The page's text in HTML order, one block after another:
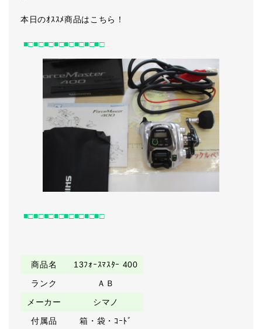
本日のｵｽｽﾒ商品はこちら！
■□■□■□■□■□■□■□■□
■□■□■□■□■□■□■□■□
商品名
13ﾌｫｰｽﾏｽﾀｰ 400
ランク
ＡＢ
メーカー
シマノ
付属品
箱・袋・ｺｰﾄﾞ